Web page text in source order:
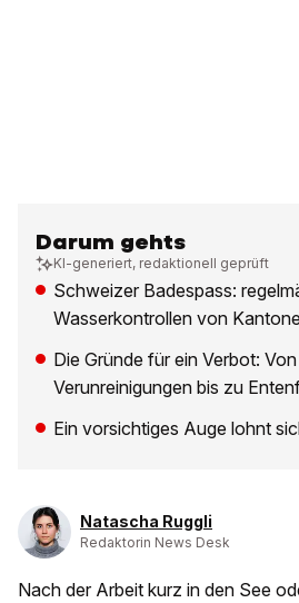
Darum gehts
KI-generiert, redaktionell geprüft
Schweizer Badespass:
Wasserkontrollen von
Die Gründe für ein Verbot:
Verunreinigungen bis zu
Ein vorsichtiges Auge lohnt
Natascha Ruggli
Redaktorin News Desk
Nach der Arbeit kurz in den See